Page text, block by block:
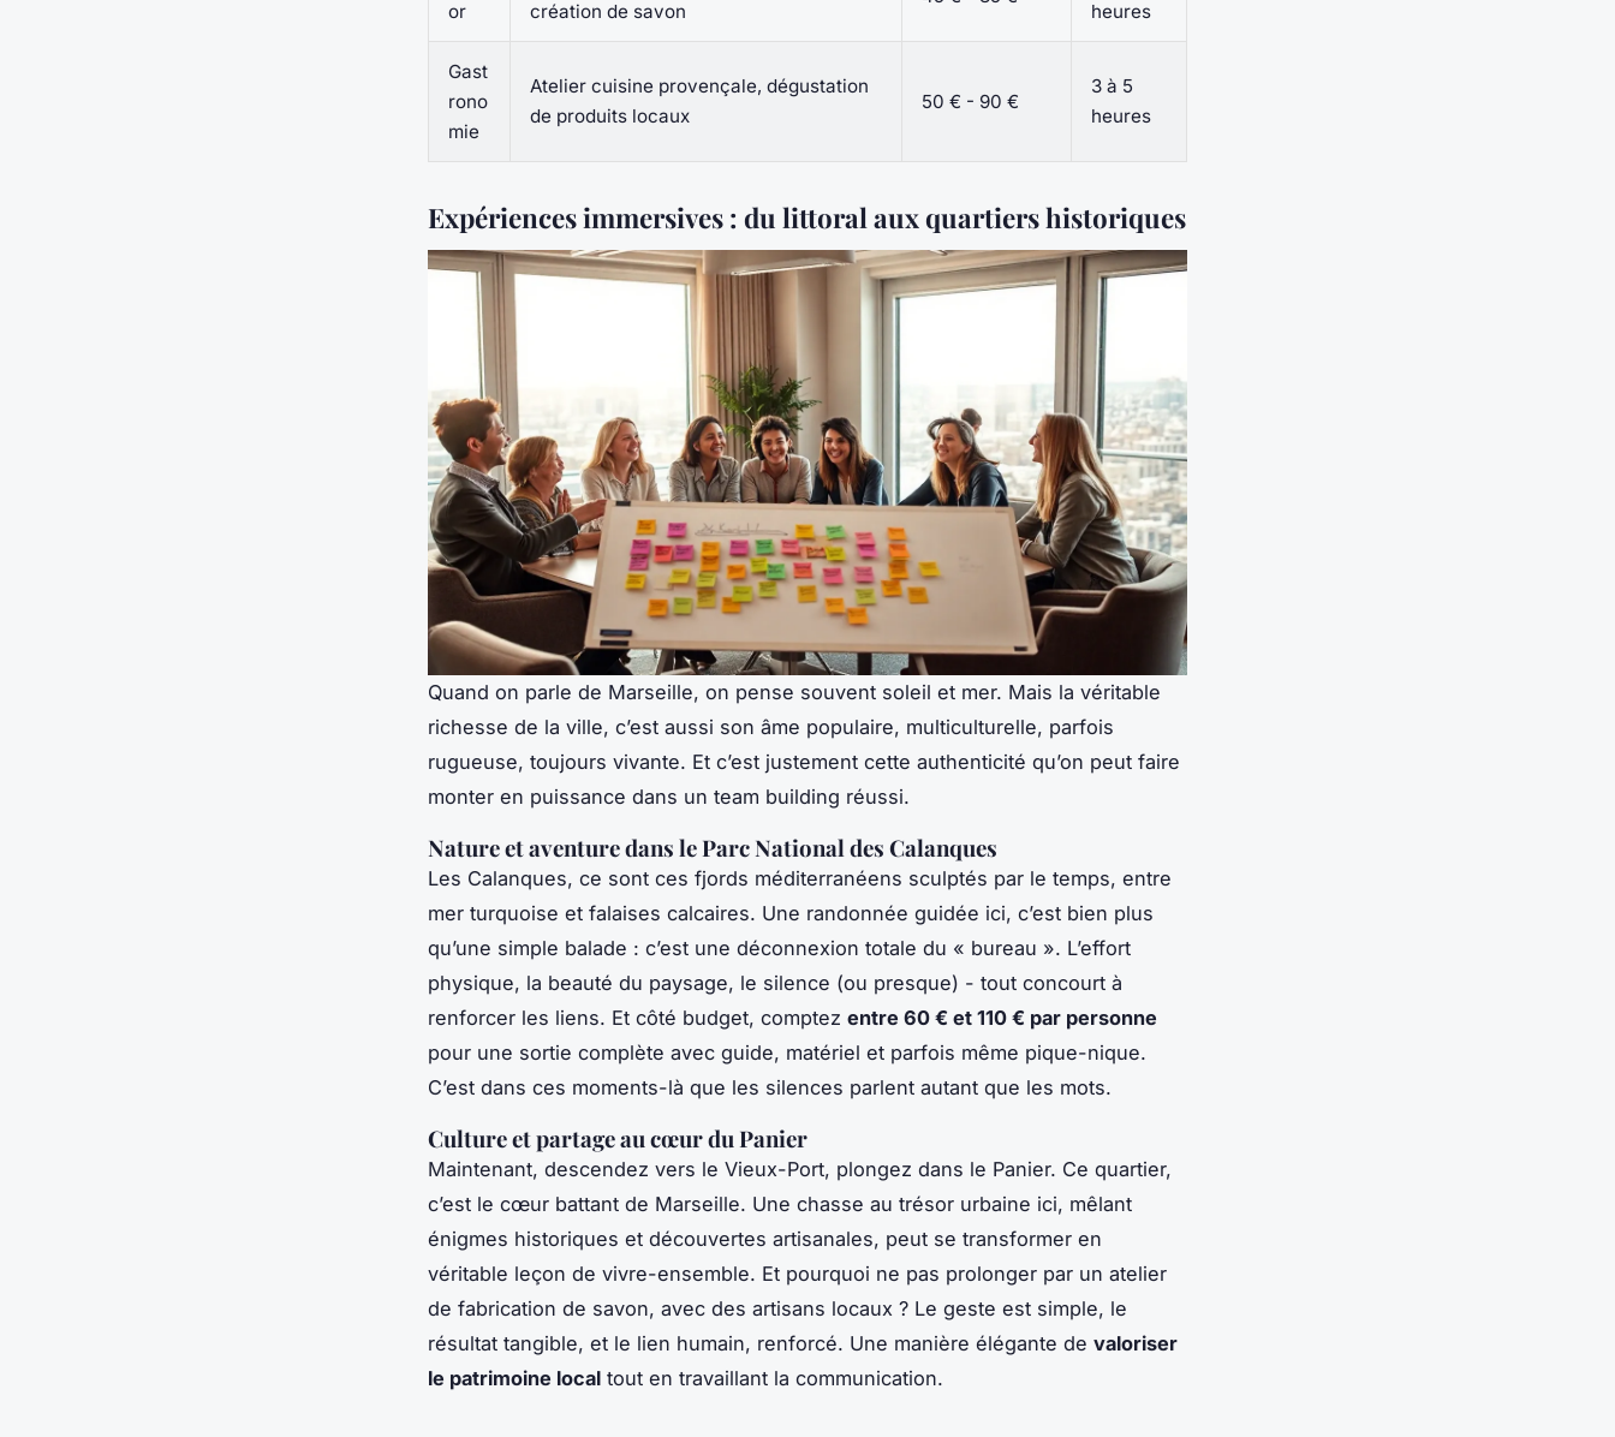
or
création de savon
heures
Gast
rono
mie
Atelier cuisine provençale, dégustation
de produits locaux
50 € - 90 €
3 à 5
heures
Expériences immersives : du littoral aux quartiers historiques
Quand on parle de Marseille, on pense souvent soleil et mer. Mais la véritable
richesse de la ville, c’est aussi son âme populaire, multiculturelle, parfois
rugueuse, toujours vivante. Et c’est justement cette authenticité qu’on peut faire
monter en puissance dans un team building réussi.
Nature et aventure dans le Parc National des Calanques
Les Calanques, ce sont ces fjords méditerranéens sculptés par le temps, entre
mer turquoise et falaises calcaires. Une randonnée guidée ici, c’est bien plus
qu’une simple balade : c’est une déconnexion totale du « bureau ». L’effort
physique, la beauté du paysage, le silence (ou presque) - tout concourt à
renforcer les liens. Et côté budget, comptez entre 60 € et 110 € par personne
pour une sortie complète avec guide, matériel et parfois même pique-nique.
C’est dans ces moments-là que les silences parlent autant que les mots.
Culture et partage au cœur du Panier
Maintenant, descendez vers le Vieux-Port, plongez dans le Panier. Ce quartier,
c’est le cœur battant de Marseille. Une chasse au trésor urbaine ici, mêlant
énigmes historiques et découvertes artisanales, peut se transformer en
véritable leçon de vivre-ensemble. Et pourquoi ne pas prolonger par un atelier
de fabrication de savon, avec des artisans locaux ? Le geste est simple, le
résultat tangible, et le lien humain, renforcé. Une manière élégante de valoriser
le patrimoine local tout en travaillant la communication.